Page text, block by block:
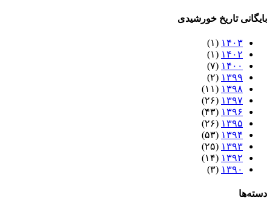
بایگانی تاریخ خورشیدی
۱۴۰۳ (۱)
۱۴۰۲ (۱)
۱۴۰۰ (۷)
۱۳۹۹ (۲)
۱۳۹۸ (۱۱)
۱۳۹۷ (۲۶)
۱۳۹۶ (۴۳)
۱۳۹۵ (۲۶)
۱۳۹۴ (۵۳)
۱۳۹۳ (۲۵)
۱۳۹۲ (۱۴)
۱۳۹۰ (۳)
دسته‌ها